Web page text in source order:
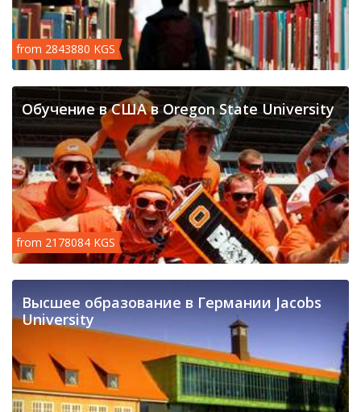
from 2843880 KGS
Обучение в США в Oregon State University
from 2178084 KGS
Высшее образование в Германии Jacobs
University